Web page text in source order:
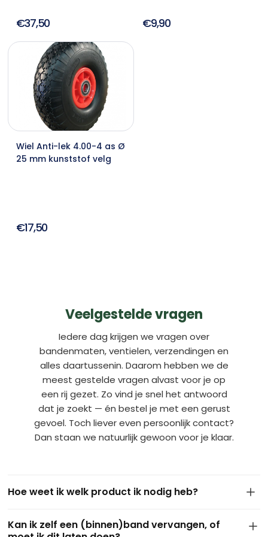
€37,50 €9,90
Wiel Anti-lek 4.00-4 as Ø
25 mm kunststof velg
€17,50
Veelgestelde vragen
Iedere dag krijgen we vragen over
bandenmaten, ventielen, verzendingen en
alles daartussenin. Daarom hebben we de
meest gestelde vragen alvast voor je op
een rij gezet. Zo vind je snel het antwoord
dat je zoekt — én bestel je met een gerust
gevoel. Toch liever even persoonlijk contact?
Dan staan we natuurlijk gewoon voor je klaar.
Hoe weet ik welk product ik nodig heb?
huidige buitenband. Dit ziet er bijvoorbeeld zo uit: 4.10/3.50-
Kan ik zelf een (binnen)band vervangen, of